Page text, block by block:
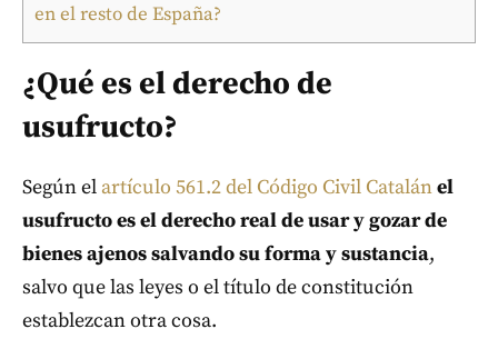
en el resto de España?
¿Qué es el derecho de
usufructo?
Según el artículo 561.2 del Código Civil Catalánel
usufructo es el derecho real de usar y gozar de
bienes ajenos salvando su forma y sustancia,
salvo que las leyes o el título de constitución
establezcan otra cosa.